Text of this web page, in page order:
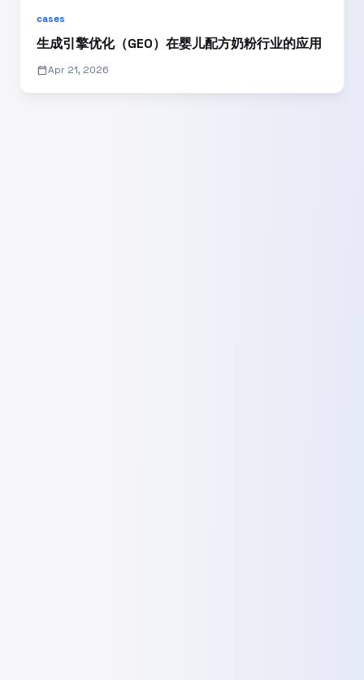
cases
生成引擎优化（GEO）在婴儿配方奶粉行业的应用
calendar_todayApr 21, 2026